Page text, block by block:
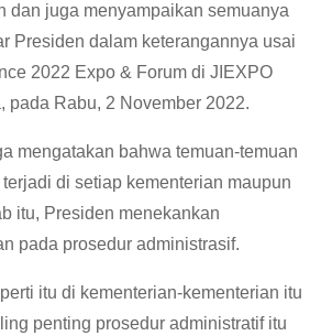
dan juga menyampaikan semuanya
Presiden dalam keterangannya usai
2022 Expo & Forum di JIEXPO
pada Rabu, 2 November 2022.
mengatakan bahwa temuan-temuan
di setiap kementerian maupun
itu, Presiden menekankan
pada prosedur administrasif.
itu di kementerian-kementerian itu
penting prosedur administratif itu